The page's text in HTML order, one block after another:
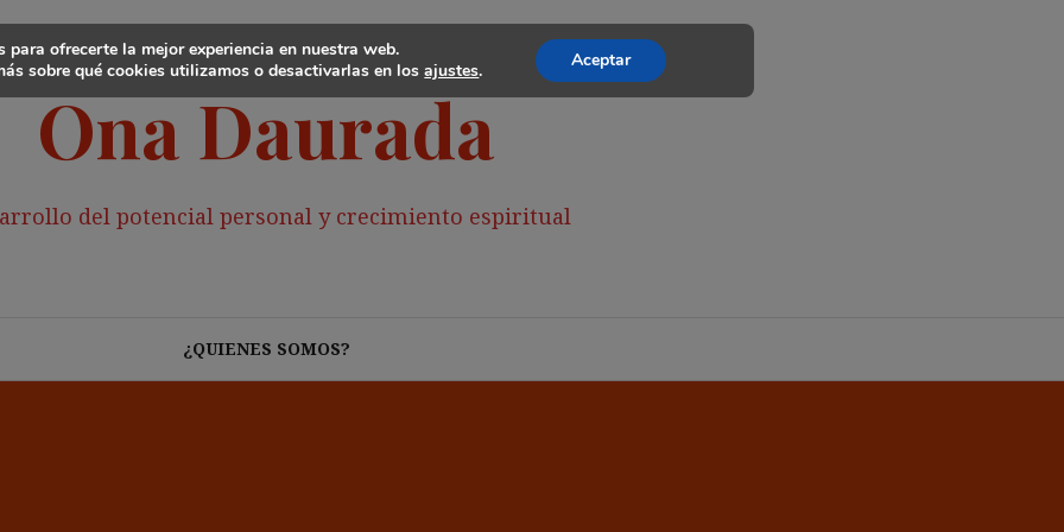
Ona Daurada
del potencial personal y crecimiento espiritual
¿QUIENES SOMOS?
para ofrecerte la mejor experiencia en nuestra web.
sobre qué cookies utilizamos o desactivarlas en losajustes. Aceptar